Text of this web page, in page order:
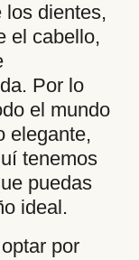
los dientes,
el cabello,
Por lo
el mundo
elegante,
tenemos
puedas
ideal.
por